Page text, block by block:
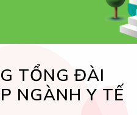
TỔNG ĐÀI
NGÀNH Y TẾ